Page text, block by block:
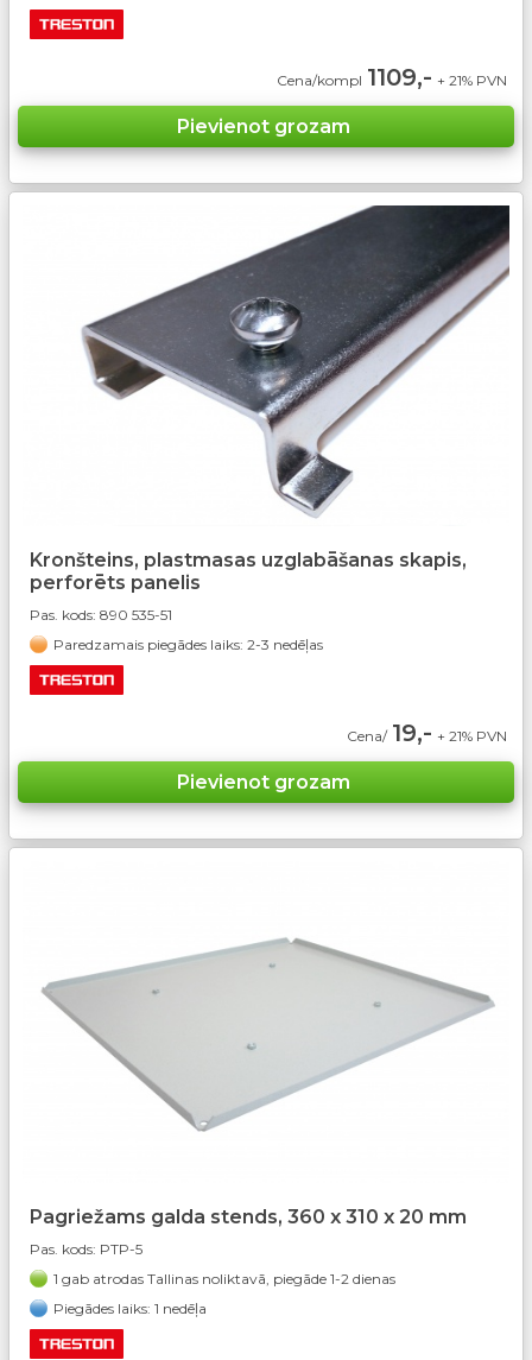
Cena/kompl 1109,- + 21% PVN
Kronšteins, plastmasas uzglabāšanas skapis,
perforēts panelis
Pas. kods: 890 535-51
Paredzamais piegādes laiks: 2-3 nedēļas
Cena/ 19,- + 21% PVN
Pagriežams galda stends, 360 x 310 x 20 mm
Pas. kods: PTP-5
1 gab atrodas Tallinas noliktavā, piegāde 1-2 dienas
Piegādes laiks: 1 nedēļa